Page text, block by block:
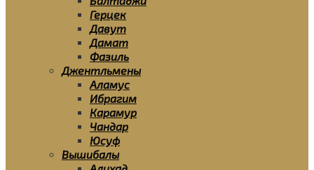
Герцек
Давут
Дамат
Фазиль
Джентльмены
Аламус
Ибрагим
Карамур
Чандар
Юсуф
Вышибалы